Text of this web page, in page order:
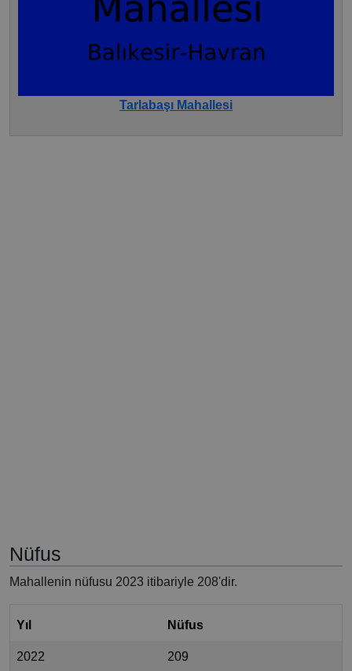
Tarlabaşı Mahallesi
Nüfus
Mahallenin nüfusu 2023 itibariyle 208'dir.
Yıl Nüfus
2022 209